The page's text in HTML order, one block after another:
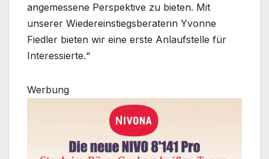
angemessene Perspektive zu bieten. Mit
unserer Wiedereinstiegsberaterin Yvonne
Fiedler bieten wir eine erste Anlaufstelle für
Interessierte.“
Werbung